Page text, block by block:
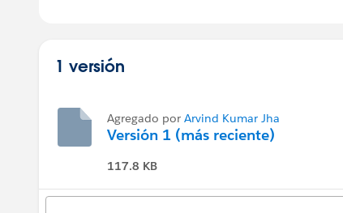
1 versión
Agregado por Arvind Kumar Jha
Versión 1 (más reciente)
117.8 KB